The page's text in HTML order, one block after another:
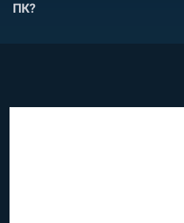
ПК?